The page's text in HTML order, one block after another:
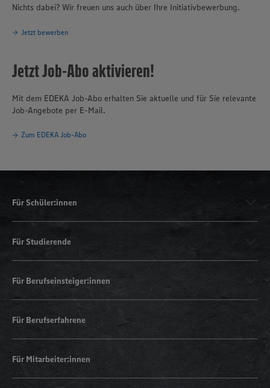
Nichts dabei? Wir freuen uns auch über Ihre Initiativbewerbung.
Jetzt bewerben
Jetzt Job-Abo aktivieren!
Mit dem EDEKA Job-Abo erhalten Sie aktuelle und für Sie relevante
Job-Angebote per E-Mail.
Zum EDEKA Job-Abo
Für Schüler:innen
Für Studierende
Für Berufseinsteiger:innen
Für Berufserfahrene
Für Mitarbeiter:innen